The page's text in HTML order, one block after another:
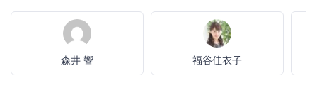
森井 響 福谷佳衣子